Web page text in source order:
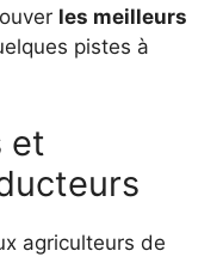
les meilleurs
pistes à
et
agriculteurs de